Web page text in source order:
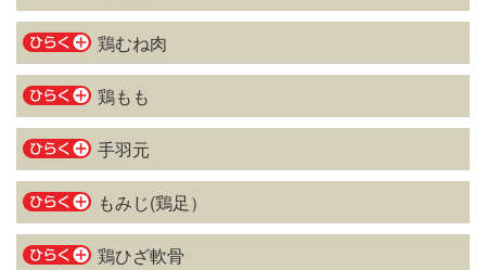
鶏むね肉
鶏もも
手羽元
もみじ(鶏足）
鶏ひざ軟骨